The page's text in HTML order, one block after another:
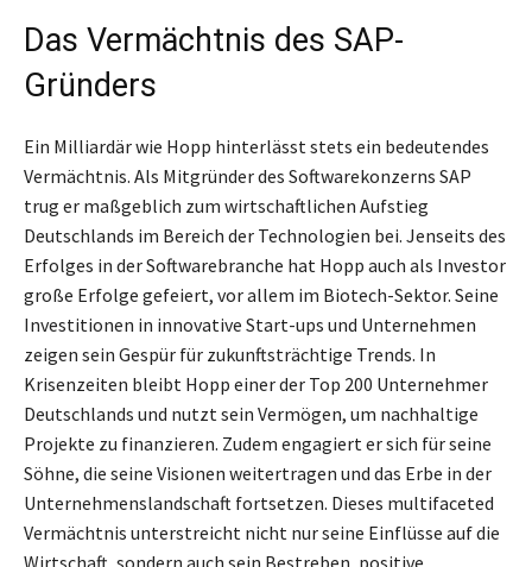
Das Vermächtnis des SAP-
Gründers
Ein Milliardär wie Hopp hinterlässt stets ein bedeutendes
Vermächtnis. Als Mitgründer des Softwarekonzerns SAP
trug er maßgeblich zum wirtschaftlichen Aufstieg
Deutschlands im Bereich der Technologien bei. Jenseits des
Erfolges in der Softwarebranche hat Hopp auch als Investor
große Erfolge gefeiert, vor allem im Biotech-Sektor. Seine
Investitionen in innovative Start-ups und Unternehmen
zeigen sein Gespür für zukunftsträchtige Trends. In
Krisenzeiten bleibt Hopp einer der Top 200 Unternehmer
Deutschlands und nutzt sein Vermögen, um nachhaltige
Projekte zu finanzieren. Zudem engagiert er sich für seine
Söhne, die seine Visionen weitertragen und das Erbe in der
Unternehmenslandschaft fortsetzen. Dieses multifaceted
Vermächtnis unterstreicht nicht nur seine Einflüsse auf die